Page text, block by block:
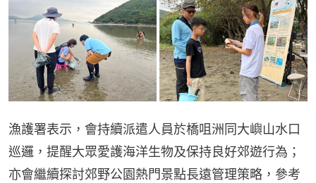
漁護署表示，會持續派遣人員於橋咀洲同大嶼山水口
巡邏，提醒大眾愛護海洋生物及保持良好郊遊行為；
亦會繼續探討郊野公園熱門景點長遠管理策略，參考